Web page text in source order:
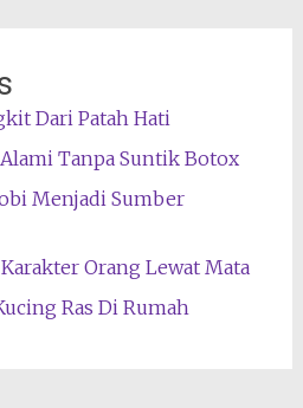
Dari Patah Hati
Tanpa Suntik Botox
Menjadi Sumber
Orang Lewat Mata
Ras Di Rumah